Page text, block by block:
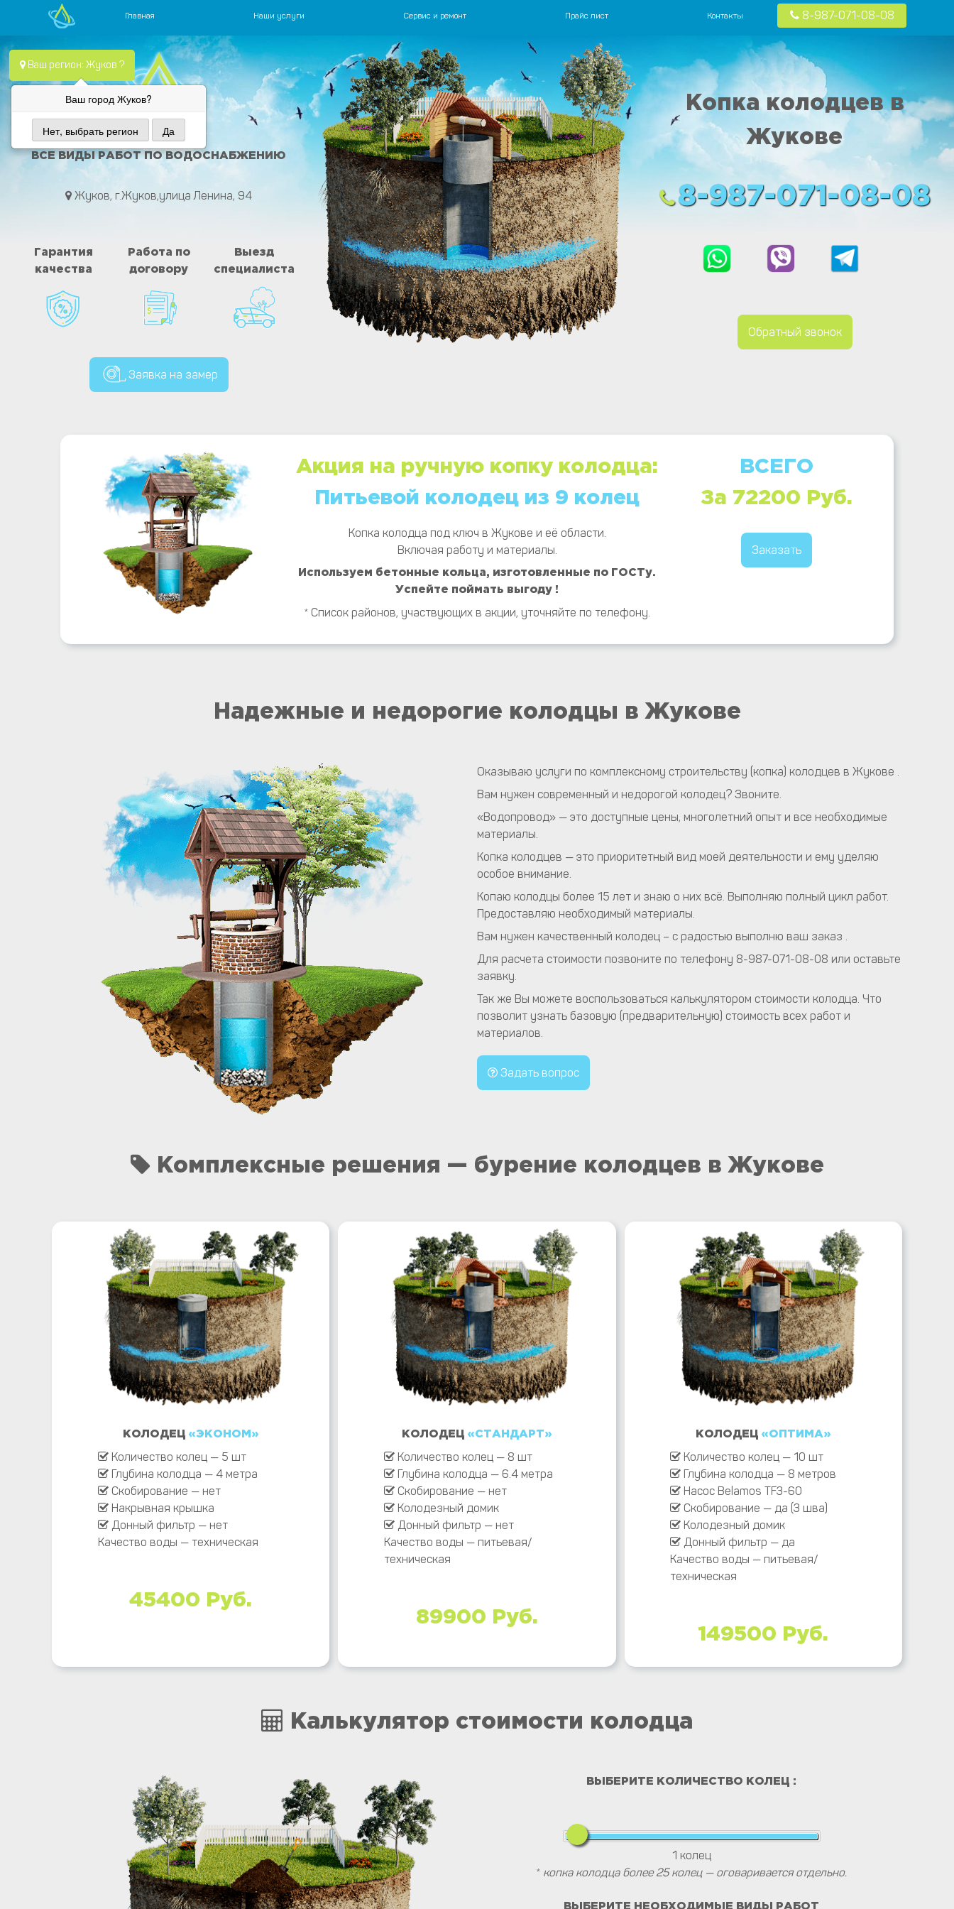
Skip
to
content
Водопровод — монтаж систем водоснабжения, отопления и канализация.
Компания Водопровод предлагает качественные услуги по монтажу систем водоснабжения, канализации и отопления в частных домах в Москве и Московской области
Ваш регион: Жуков ?
Ваш город Жуков?
Нет, выбрать регион Да
Главная Наши услуги Сервис и ремонт Прайс лист Контакты 8-987-071-08-08
ВОДА ПРОВОД
ВСЕ ВИДЫ РАБОТ ПО ВОДОСНАБЖЕНИЮ
Жуков, г.Жуков,улица Ленина, 94
Гарантия
качества
Работа по
договору
Выезд
специалиста
Заявка на замер
Копка колодцев в
Жукове
8-987-071-08-08
Обратный звонок
Акция на ручную копку колодца:
Питьевой колодец из 9 колец
Копка колодца под ключ в Жукове и её области.
Включая работу и материалы.
Используем бетонные кольца, изготовленные по ГОСТу.
Успейте поймать выгоду !
* Список районов, участвующих в акции, уточняйте по телефону.
ВСЕГО
За 72200 Руб.
Заказать
Надежные и недорогие колодцы в Жукове
Оказываю услуги по комплексному строительству (копка) колодцев в Жукове .
Вам нужен современный и недорогой колодец? Звоните.
«Водопровод» — это доступные цены, многолетний опыт и все необходимые
материалы.
Копка колодцев — это приоритетный вид моей деятельности и ему уделяю
особое внимание.
Копаю колодцы более 15 лет и знаю о них всё. Выполняю полный цикл работ.
Предоставляю необходимый материалы.
Вам нужен качественный колодец – с радостью выполню ваш заказ .
Для расчета стоимости позвоните по телефону 8-987-071-08-08 или оставьте
заявку.
Так же Вы можете воспользоваться калькулятором стоимости колодца. Что
позволит узнать базовую (предварительную) стоимость всех работ и
материалов.
Задать вопрос
Комплексные решения — бурение колодцев в Жукове
КОЛОДЕЦ«ЭКОНОМ»
Количество колец — 5 шт
Глубина колодца — 4 метра
Скобирование — нет
Накрывная крышка
Донный фильтр — нет
Качество воды — техническая
45400 Руб.
КОЛОДЕЦ«СТАНДАРТ»
Количество колец — 8 шт
Глубина колодца — 6.4 метра
Скобирование — нет
Колодезный домик
Донный фильтр — нет
Качество воды — питьевая/
техническая
89900 Руб.
КОЛОДЕЦ«ОПТИМА»
Количество колец — 10 шт
Глубина колодца — 8 метров
Насос Belamos TF3-60
Скобирование — да (3 шва)
Колодезный домик
Донный фильтр — да
Качество воды — питьевая/
техническая
149500 Руб.
Калькулятор стоимости колодца
ВЫБЕРИТЕ КОЛИЧЕСТВО КОЛЕЦ :
1 колец
* копка колодца более 25 колец — оговаривается отдельно.
ВЫБЕРИТЕ НЕОБХОДИМЫЕ ВИДЫ РАБОТ